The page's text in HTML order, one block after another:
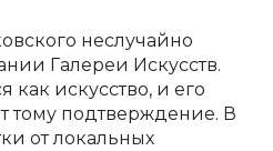
неслучайно
Галереи Искусств.
как искусство, и его
тому подтверждение. В
от локальных